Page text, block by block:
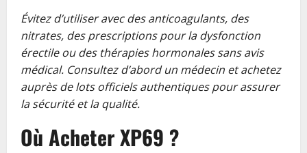
Évitez d’utiliser avec des anticoagulants, des
nitrates, des prescriptions pour la dysfonction
érectile ou des thérapies hormonales sans avis
médical. Consultez d’abord un médecin et achetez
auprès de lots officiels authentiques pour assurer
la sécurité et la qualité.
Où Acheter XP69 ?